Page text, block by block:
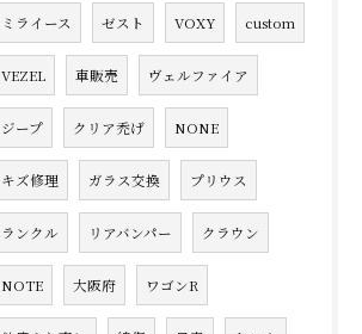
ミライース ゼスト VOXY custom
VEZEL 車販売 ヴェルファイア
ジープ クリア禿げ NONE
キズ修理 ガラス交換 プリウス
ランクル リアバンパー クラウン
NOTE 大阪府 ワゴンR